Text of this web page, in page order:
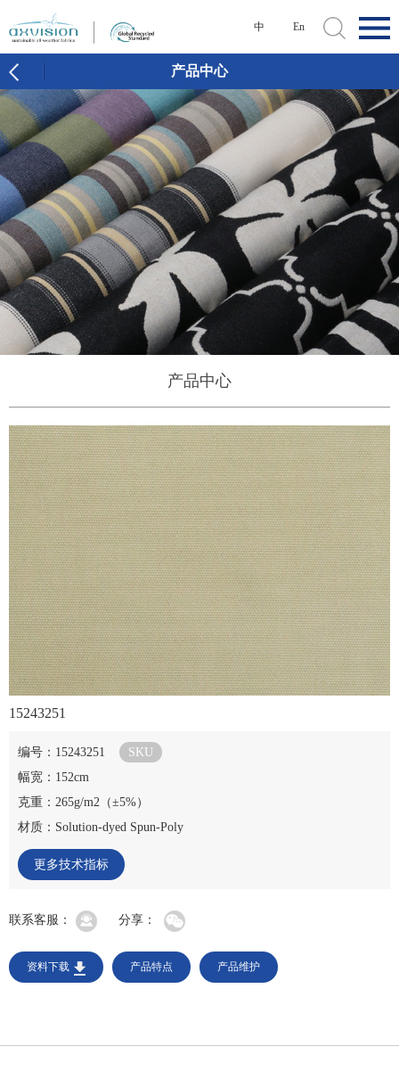
中 En
产品中心
产品中心
15243251
编号：15243251
SKU
幅宽：152cm
克重：265g/m2（±5%）
材质：Solution-dyed Spun-Poly
更多技术指标
联系客服： 分享：
资料下载 产品特点 产品维护